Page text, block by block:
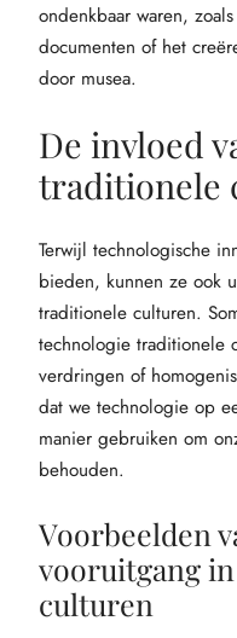
ondenkbaar waren,
documenten of het
door musea.
De invloed
traditionele
Terwijl technologische
bieden, kunnen ze ook
traditionele culturen.
technologie traditionele
verdringen of
dat we technologie op
manier gebruiken om
behouden.
Voorbeelden
vooruitgang
culturen